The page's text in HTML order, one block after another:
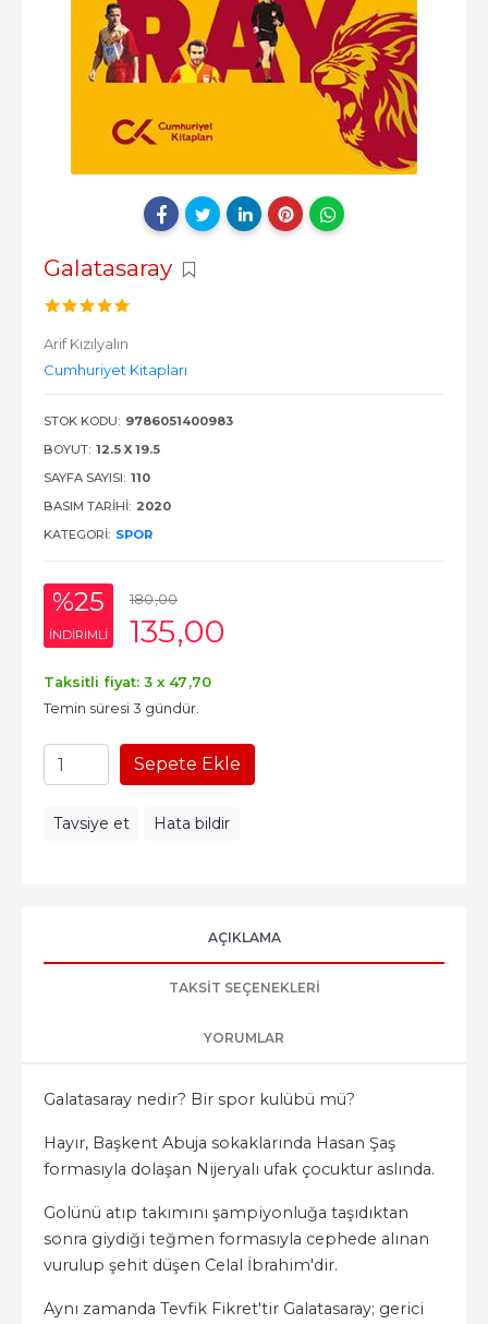
Galatasaray
Arif Kızılyalın
Cumhuriyet Kitapları
STOK KODU: 9786051400983
BOYUT: 12.5 X 19.5
SAYFA SAYISI: 110
BASIM TARIHI: 2020
KATEGORI: SPOR
%25
INDIRIMLI
180,00
135,00
Taksitli fiyat: 3 x 47 ,70
Temin süresi 3 gündür.
Sepete Ekle
Tavsiye et Hata bildir
AÇIKLAMA
TAKSIT SEÇENEKLERI
YORUMLAR
Galatasaray nedir? Bir spor kulübü mü?
Hayır, Başkent Abuja sokaklarında Hasan Şaş
formasıyla dolaşan Nijeryalı ufak çocuktur aslında.
Golünü atıp takımını şampiyonluğa taşıdıktan
sonra giydiği teğmen formasıyla cephede alınan
vurulup şehit düşen Celal İbrahim'dir.
Aynı zamanda Tevfik Fikret'tir Galatasaray; gerici